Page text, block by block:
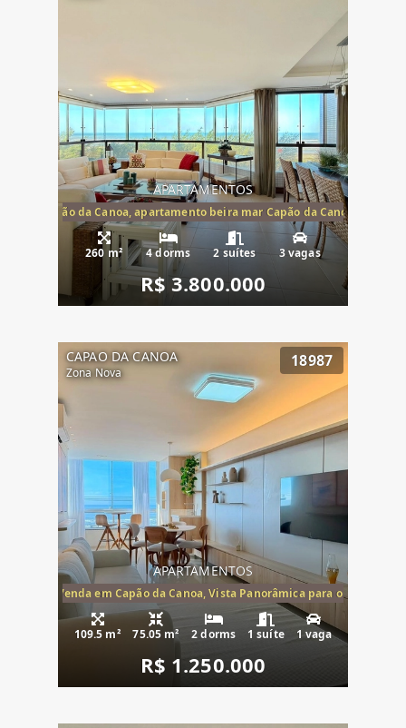
APARTAMENTOS
mar Capão da Canoa, apartamento beira mar Capão da Canoa,
260 m² 4 dorms 2 suítes 3 vagas
R$ 3.800.000
CAPAO DA CANOA
Zona Nova
18987
APARTAMENTOS
Mar à Venda em Capão da Canoa, Vista Panorâmica para o Mar, 2
109.5 m² 75.05 m² 2 dorms 1 suíte 1 vaga
R$ 1.250.000